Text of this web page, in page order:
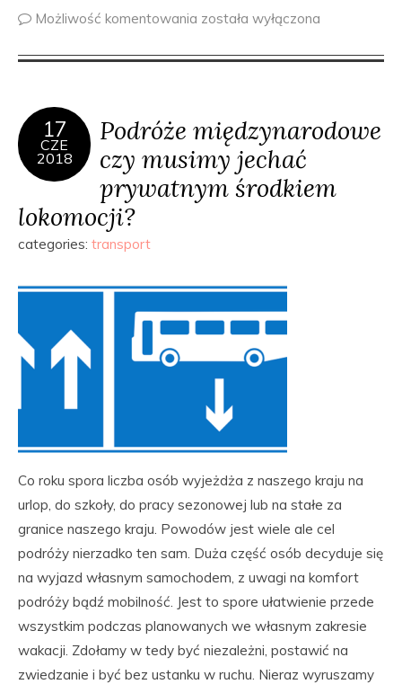
Możliwość komentowania została wyłączona
17
CZE
2018
Podróże międzynarodowe
czy musimy jechać
prywatnym środkiem
lokomocji?
categories: transport
Co roku spora liczba osób wyjeżdża z naszego kraju na
urlop, do szkoły, do pracy sezonowej lub na stałe za
granice naszego kraju. Powodów jest wiele ale cel
podróży nierzadko ten sam. Duża część osób decyduje się
na wyjazd własnym samochodem, z uwagi na komfort
podróży bądź mobilność. Jest to spore ułatwienie przede
wszystkim podczas planowanych we własnym zakresie
wakacji. Zdołamy w tedy być niezależni, postawić na
zwiedzanie i być bez ustanku w ruchu. Nieraz wyruszamy